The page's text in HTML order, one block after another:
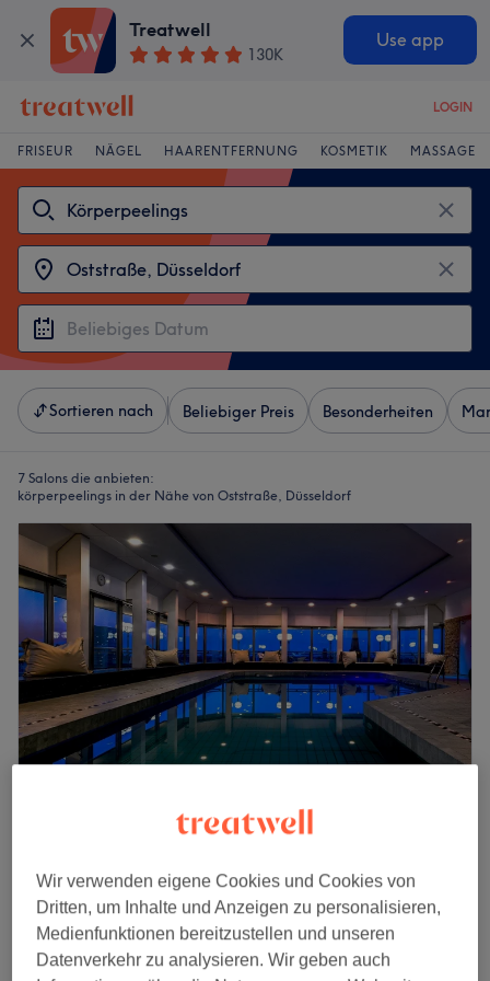
Treatwell
130K
Use app
LOGIN
FRISEUR NÄGEL HAARENTFERNUNG KOSMETIK MASSAGE
Sortieren nach Beliebiger Preis Besonderheiten
7 Salons die anbieten:
körperpeelings in der Nähe von Oststraße, Düsseldorf
Sky Spa im Clayton Hotel Düsseldorf
Oststraße, Düsseldorf
Auf Karte anzeigen
Russisches Honig Peeling
45 Min. - 1 Std.
ab
Wir verwenden eigene Cookies und Cookies von
Dritten, um Inhalte und Anzeigen zu personalisieren,
Medienfunktionen bereitzustellen und unseren
Datenverkehr zu analysieren. Wir geben auch